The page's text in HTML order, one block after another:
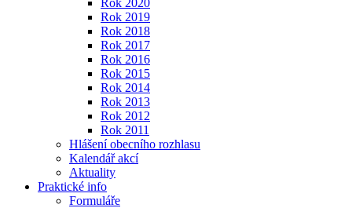
Rok 2020
Rok 2019
Rok 2018
Rok 2017
Rok 2016
Rok 2015
Rok 2014
Rok 2013
Rok 2012
Rok 2011
Hlášení obecního rozhlasu
Kalendář akcí
Aktuality
Praktické info
Formuláře